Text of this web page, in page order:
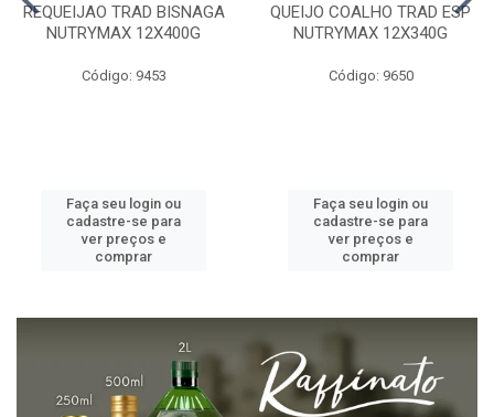
REQUEIJAO TRAD BISNAGA
NUTRYMAX 12X400G
Código: 9453
Faça seu login ou
cadastre-se para
ver preços e
comprar
QUEIJO COALHO TRAD ESP
NUTRYMAX 12X340G
Código: 9650
Faça seu login ou
cadastre-se para
ver preços e
comprar